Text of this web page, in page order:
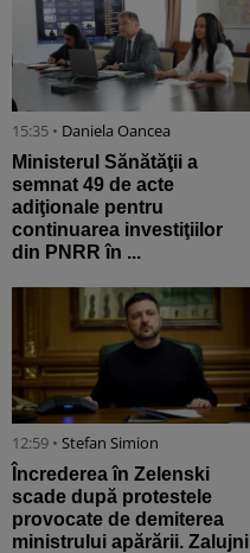
15:35 • Daniela Oancea
Ministerul Sănătăţii a
semnat 49 de acte
adiţionale pentru
continuarea investiţiilor
din PNRR în ...
12:59 • Stefan Simion
Încrederea în Zelenski
scade după protestele
provocate de demiterea
ministrului apărării. Zalujni